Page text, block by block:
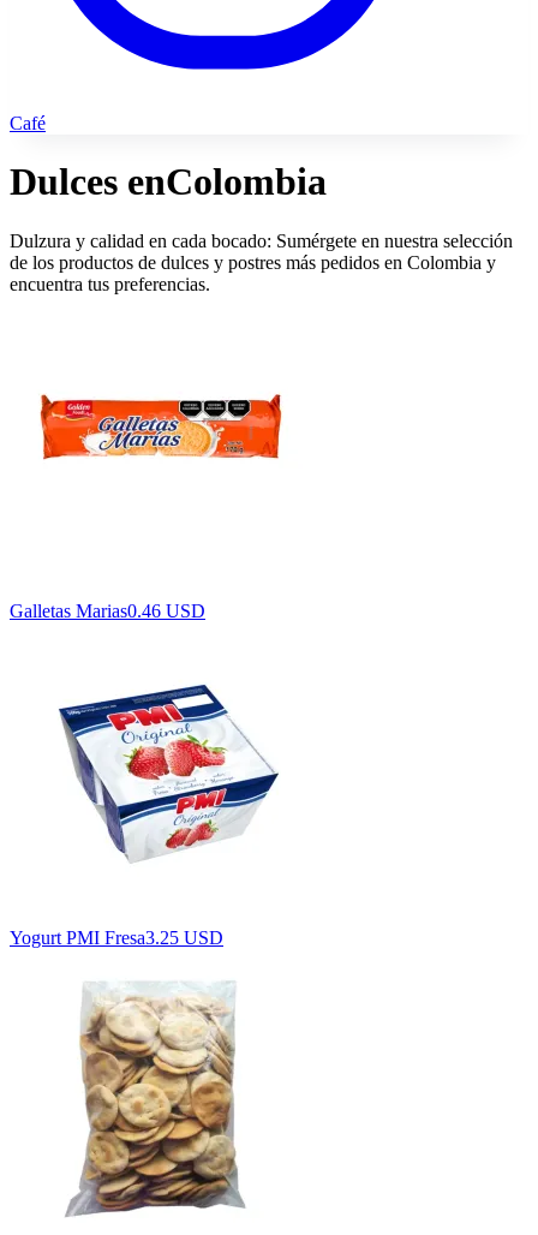
Café
Dulces enColombia
Dulzura y calidad en cada bocado: Sumérgete en nuestra selección
de los productos de dulces y postres más pedidos en Colombia y
encuentra tus preferencias.
Galletas Marias0.46 USD
Yogurt PMI Fresa3.25 USD